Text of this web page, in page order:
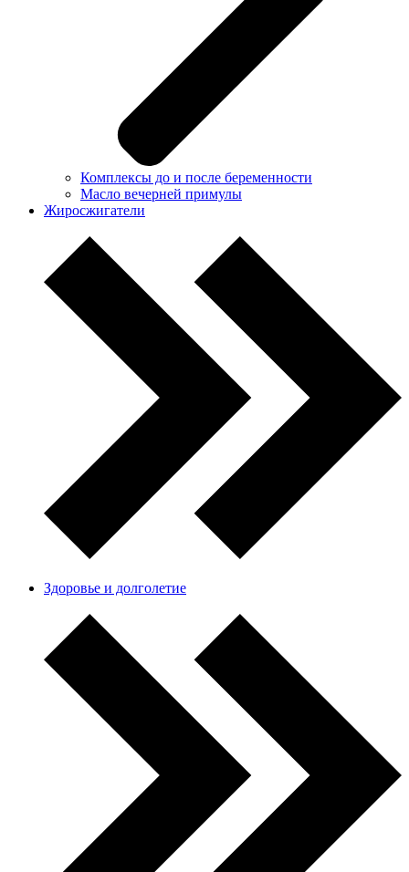
Комплексы до и после беременности
Масло вечерней примулы
Жиросжигатели
Здоровье и долголетие